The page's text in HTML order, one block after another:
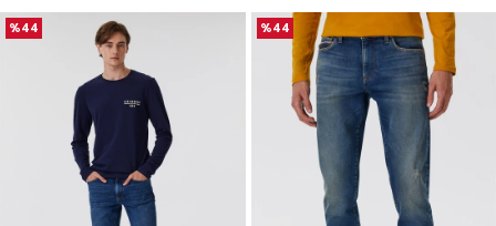
%44 %44